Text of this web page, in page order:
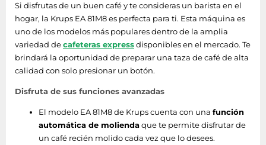
Preparación de
Espresso macchiato
Si
Preparación de
ristretto
Si
Preparación de
Preparación de
cappuccino
Si
Si disfrutas de un buen café y te consideras un barista en el
hogar, la Krups EA 81M8 es perfecta para ti. Esta máquina es
uno de los modelos más populares dentro de la amplia
variedad decafeteras expressdisponibles en el mercado. Te
brindará la oportunidad de preparar una taza de café de alta
calidad con solo presionar un botón.
Disfruta de sus funciones avanzadas
El modelo EA 81M8 de Krups cuenta con una función
automática de moliendaque te permite disfrutar de
un café recién molido cada vez que lo desees.